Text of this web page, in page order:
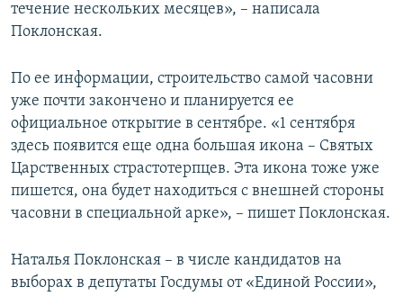
течение нескольких месяцев», – написала
Поклонская.
По ее информации, строительство самой часовни
уже почти закончено и планируется ее
официальное открытие в сентябре. «1 сентября
здесь появится еще одна большая икона – Святых
Царственных страстотерпцев. Эта икона тоже уже
пишется, она будет находиться с внешней стороны
часовни в специальной арке», – пишет Поклонская.
Наталья Поклонская – в числе кандидатов на
выборах в депутаты Госдумы от «Единой России»,